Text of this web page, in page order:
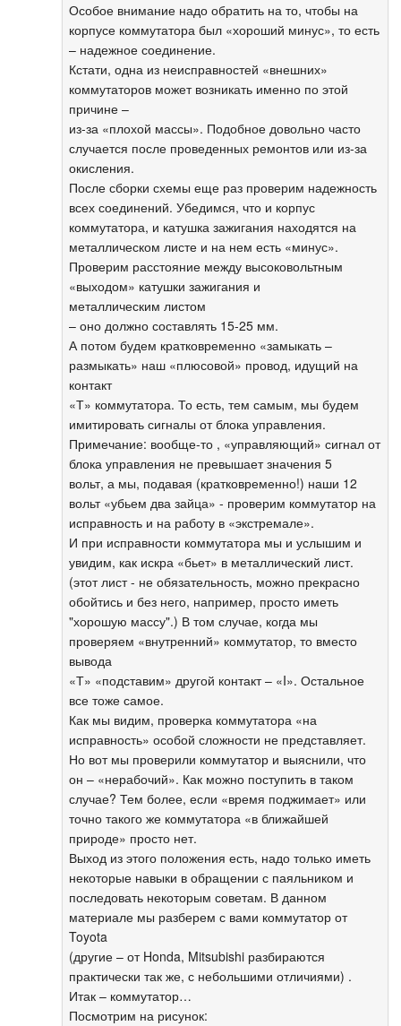
Особое внимание надо обратить на то, чтобы на
корпусе коммутатора был «хороший минус», то есть
– надежное соединение.
Кстати, одна из неисправностей «внешних»
коммутаторов может возникать именно по этой
причине –
из-за «плохой массы». Подобное довольно часто
случается после проведенных ремонтов или из-за
окисления.
После сборки схемы еще раз проверим надежность
всех соединений. Убедимся, что и корпус
коммутатора, и катушка зажигания находятся на
металлическом листе и на нем есть «минус».
Проверим расстояние между высоковольтным
«выходом» катушки зажигания и
металлическим листом
– оно должно составлять 15-25 мм.
А потом будем кратковременно «замыкать –
размыкать» наш «плюсовой» провод, идущий на
контакт
«Т» коммутатора. То есть, тем самым, мы будем
имитировать сигналы от блока управления.
Примечание: вообще-то , «управляющий» сигнал от
блока управления не превышает значения 5
вольт, а мы, подавая (кратковременно!) наши 12
вольт «убьем два зайца» - проверим коммутатор на
исправность и на работу в «экстремале».
И при исправности коммутатора мы и услышим и
увидим, как искра «бьет» в металлический лист.
(этот лист - не обязательность, можно прекрасно
обойтись и без него, например, просто иметь
"хорошую массу".) В том случае, когда мы
проверяем «внутренний» коммутатор, то вместо
вывода
«Т» «подставим» другой контакт – «I». Остальное
все тоже самое.
Как мы видим, проверка коммутатора «на
исправность» особой сложности не представляет.
Но вот мы проверили коммутатор и выяснили, что
он – «нерабочий». Как можно поступить в таком
случае? Тем более, если «время поджимает» или
точно такого же коммутатора «в ближайшей
природе» просто нет.
Выход из этого положения есть, надо только иметь
некоторые навыки в обращении с паяльником и
последовать некоторым советам. В данном
материале мы разберем с вами коммутатор от
Toyota
(другие – от Honda, Mitsubishi разбираются
практически так же, с небольшими отличиями) .
Итак – коммутатор…
Посмотрим на рисунок: